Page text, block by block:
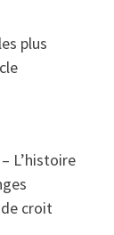
plus
L’histoire
croit